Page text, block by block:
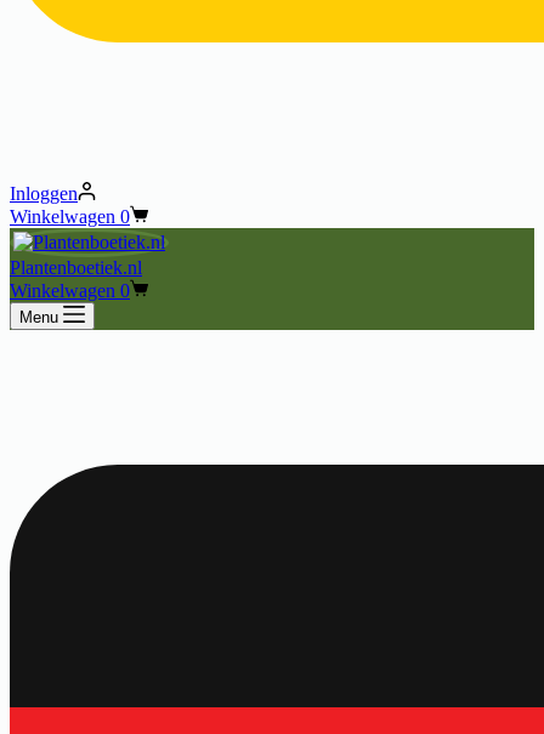
Inloggen
Winkelwagen 0
Plantenboetiek.nl
Winkelwagen 0
Menu